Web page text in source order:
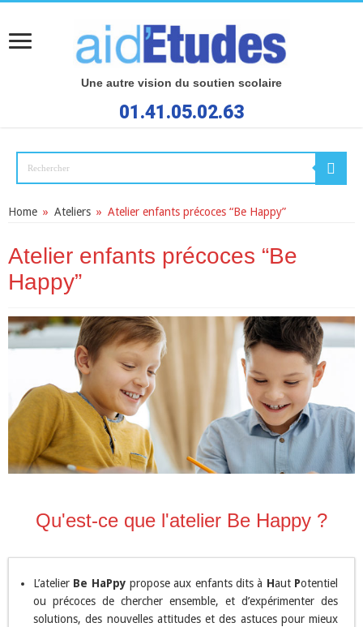
Une autre vision du soutien scolaire
01.41.05.02.63
Home » Ateliers » Atelier enfants précoces “Be Happy”
Atelier enfants précoces “Be
Happy”
Qu'est-ce que l'atelier Be Happy ?
L’atelier Be HaPpy propose aux enfants dits à Haut Potentiel
ou précoces de chercher ensemble, et d’expérimenter des
solutions, des nouvelles attitudes et des astuces pour mieux